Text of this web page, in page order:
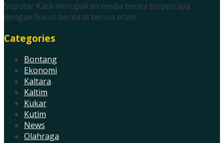
Seputar Kata merupakan media berita terpercaya
dengan fokus berita di benua etam.
Categories
Bontang
Ekonomi
Kaltara
Kaltim
Kukar
Kutim
News
Olahraga